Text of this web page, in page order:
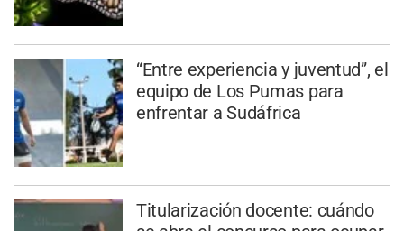
“Entre experiencia y juventud”, el
equipo de Los Pumas para
enfrentar a Sudáfrica
Titularización docente: cuándo